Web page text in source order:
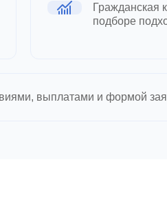
Гражданская
подборе
выплатами и формой